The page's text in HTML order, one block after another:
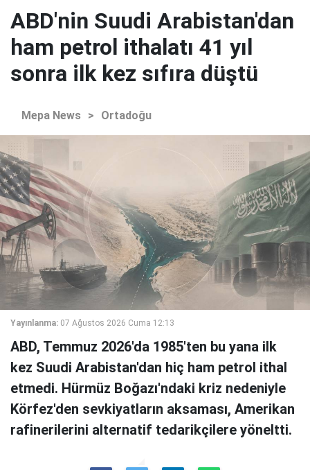
ABD'nin Suudi Arabistan'dan
ham petrol ithalatı 41 yıl
sonra ilk kez sıfıra düştü
Mepa News > Ortadoğu
Yayınlanma: 07 Ağustos 2026 Cuma 12:13
ABD, Temmuz 2026'da 1985'ten bu yana ilk
kez Suudi Arabistan'dan hiç ham petrol ithal
etmedi. Hürmüz Boğazı'ndaki kriz nedeniyle
Körfez'den sevkiyatların aksaması, Amerikan
rafinerilerini alternatif tedarikçilere yöneltti.